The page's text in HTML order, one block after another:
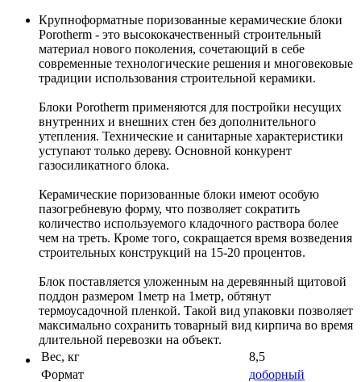
Крупноформатные поризованные керамические блоки
Porotherm - это высококачественный строительный
материал нового поколения, сочетающий в себе
современные технологические решения и многовековые
традиции использования строительной керамики.
Блоки Porotherm применяются для постройки несущих
внутренних и внешних стен без дополнительного
утепления. Технические и санитарные характеристики
уступают только дереву. Основной конкурент
газосиликатного блока.
Керамические поризованные блоки имеют особую
пазогребневую форму, что позволяет сократить
количество используемого кладочного раствора более
чем на треть. Кроме того, сокращается время возведения
строительных конструкций на 15-20 процентов.
Блок поставляется уложенным на деревянный щитовой
поддон размером 1метр на 1метр, обтянут
термоусадочной пленкой. Такой вид упаковки позволяет
максимально сохранить товарный вид кирпича во время
длительной перевозки на объект.
Вес, кг
8,5
Формат
доборный